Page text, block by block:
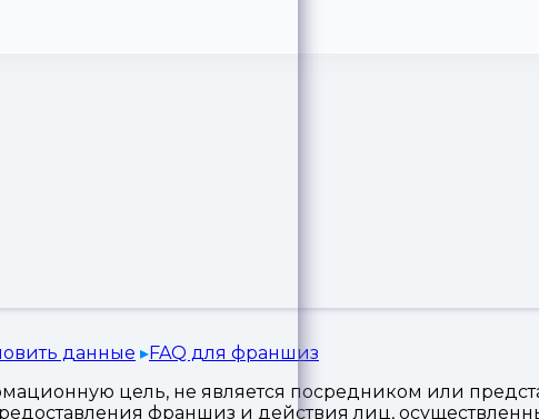
данные
FAQ для франшиз
цель, не является посредником или
предоставления франшиз и действия лиц,